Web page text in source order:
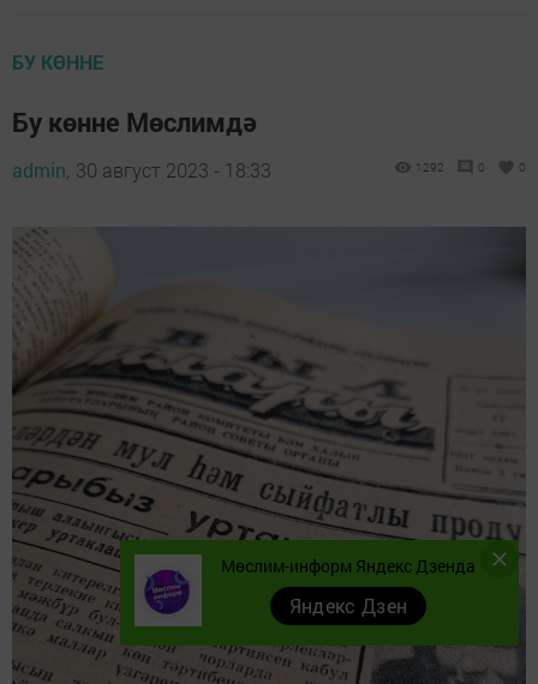
БУ КӨННЕ
Бу көнне Мөслимдә
admin, 30 август 2023 - 18:33 1292 0 0
Мөслим-информ Яндекс Дзенда
Яндекс Дзен